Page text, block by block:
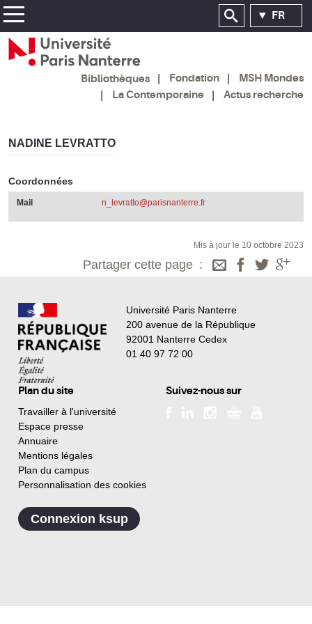
FR
Bibliothèques Fondation
MSH Mondes
La Contemporaine
Actus recherche
NADINE LEVRATTO
Coordonnées
Mail n_levratto@parisnanterre.fr
Mis à jour le 10 octobre 2023
Partager cette page
Université Paris Nanterre
200 avenue de la République
92001 Nanterre Cedex
01 40 97 72 00
Plan du site
Travailler à l'université
Espace presse
Annuaire
Mentions légales
Plan du campus
Personnalisation des cookies
Suivez-nous sur
Connexion ksup